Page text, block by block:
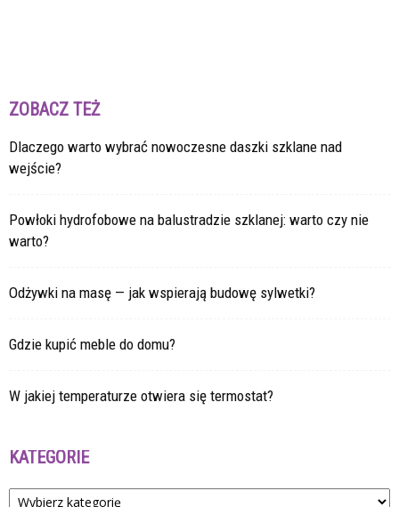
ZOBACZ TEŻ
Dlaczego warto wybrać nowoczesne daszki szklane nad
wejście?
Powłoki hydrofobowe na balustradzie szklanej: warto czy nie
warto?
Odżywki na masę — jak wspierają budowę sylwetki?
Gdzie kupić meble do domu?
W jakiej temperaturze otwiera się termostat?
KATEGORIE
Kategorie